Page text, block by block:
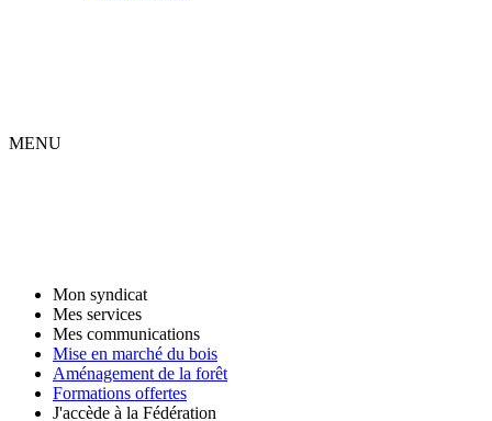
MENU
Mon syndicat
Mes services
Mes communications
Mise en marché du bois
Aménagement de la forêt
Formations offertes
J'accède à la Fédération